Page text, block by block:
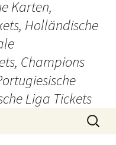
Karten,
Holländische
Champions
Liga Tickets
Search
for: